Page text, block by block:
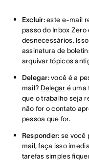
Excluir:este e-mail
passo do Inbox
desnecessários.
assinatura de
arquivar tópicos
Delegar:você é a
mail? Delegar é uma
que o trabalho seja
não for o contato
pessoa que for.
Responder: se você
mail, faça isso
tarefas simples